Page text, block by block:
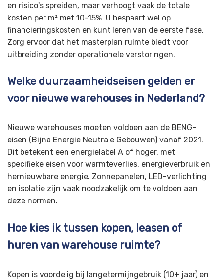
en risico's spreiden, maar verhoogt vaak de totale
kosten per m² met 10-15%. U bespaart wel op
financieringskosten en kunt leren van de eerste fase.
Zorg ervoor dat het masterplan ruimte biedt voor
uitbreiding zonder operationele verstoringen.
Welke duurzaamheidseisen gelden er
voor nieuwe warehouses in Nederland?
Nieuwe warehouses moeten voldoen aan de BENG-
eisen (Bijna Energie Neutrale Gebouwen) vanaf 2021.
Dit betekent een energielabel A of hoger, met
specifieke eisen voor warmteverlies, energieverbruik en
hernieuwbare energie. Zonnepanelen, LED-verlichting
en isolatie zijn vaak noodzakelijk om te voldoen aan
deze normen.
Hoe kies ik tussen kopen, leasen of
huren van warehouse ruimte?
Kopen is voordelig bij langetermijngebruik (10+ jaar) en